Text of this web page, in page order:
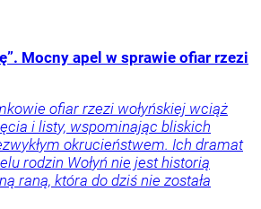
Mocny apel w sprawie ofiar rzezi
ofiar rzezi wołyńskiej wciąż
i listy, wspominając bliskich
okrucieństwem. Ich dramat
rodzin Wołyń nie jest historią
raną, która do dziś nie została